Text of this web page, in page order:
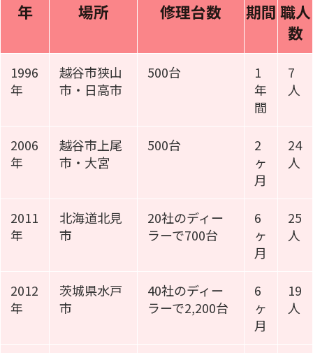
年 場所 修理台数 期間 職人
数
1996
年
越谷市狭山
市・日高市
500台
1
年
間
7
人
2006
年
越谷市上尾
市・大宮
500台
2
ヶ
月
24
人
2011
年
北海道北見
市
20社のディー
ラーで700台
6
ヶ
月
25
人
2012
年
茨城県水戸
市
40社のディー
ラーで2,200台
6
ヶ
月
19
人